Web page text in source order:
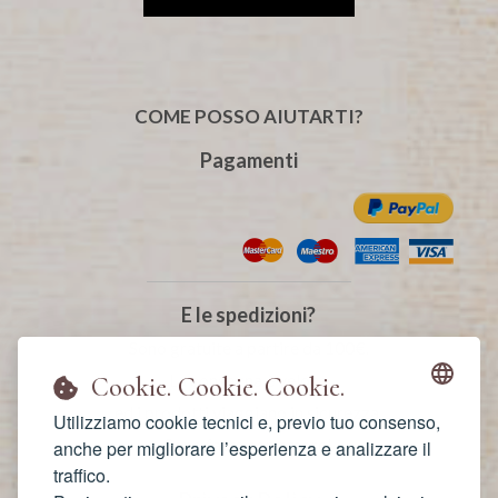
Cookie. Cookie. Cookie.
Utilizziamo cookie tecnici e, previo tuo consenso,
anche per migliorare l’esperienza e analizzare il
traffico.
COME POSSO AIUTARTI?
Pagamenti
E le spedizioni?
La consegna è veloce
ed i prodotti viaggiano in sicurezza.
Sono fatte con amore!